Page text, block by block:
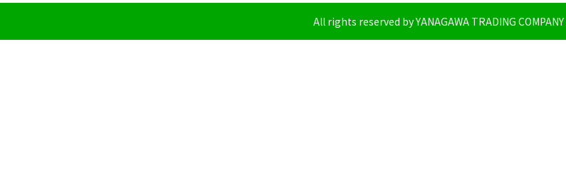
All rights reserved by YANAGAWA TRADING